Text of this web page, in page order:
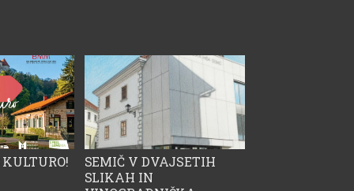
SEMIČ V DVAJSETIH
SLIKAH IN